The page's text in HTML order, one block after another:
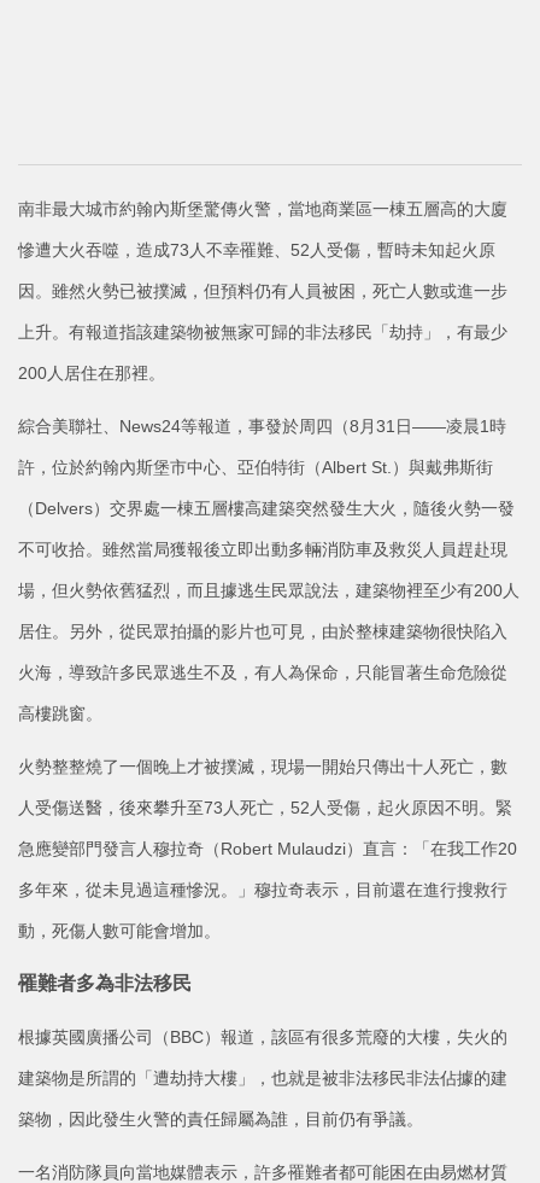
南非最大城市約翰內斯堡驚傳火警，當地商業區一棟五層高的大廈
慘遭大火吞噬，造成73人不幸罹難、52人受傷，暫時未知起火原
因。雖然火勢已被撲滅，但預料仍有人員被困，死亡人數或進一步
上升。有報道指該建築物被無家可歸的非法移民「劫持」，有最少
200人居住在那裡。
綜合美聯社、News24等報道，事發於周四（8月31日——凌晨1時
許，位於約翰內斯堡市中心、亞伯特街（Albert St.）與戴弗斯街
（Delvers）交界處一棟五層樓高建築突然發生大火，隨後火勢一發
不可收拾。雖然當局獲報後立即出動多輛消防車及救災人員趕赴現
場，但火勢依舊猛烈，而且據逃生民眾說法，建築物裡至少有200人
居住。另外，從民眾拍攝的影片也可見，由於整棟建築物很快陷入
火海，導致許多民眾逃生不及，有人為保命，只能冒著生命危險從
高樓跳窗。
火勢整整燒了一個晚上才被撲滅，現場一開始只傳出十人死亡，數
人受傷送醫，後來攀升至73人死亡，52人受傷，起火原因不明。緊
急應變部門發言人穆拉奇（Robert Mulaudzi）直言：「在我工作20
多年來，從未見過這種慘況。」穆拉奇表示，目前還在進行搜救行
動，死傷人數可能會增加。
罹難者多為非法移民
根據英國廣播公司（BBC）報道，該區有很多荒廢的大樓，失火的
建築物是所謂的「遭劫持大樓」，也就是被非法移民非法佔據的建
築物，因此發生火警的責任歸屬為誰，目前仍有爭議。
一名消防隊員向當地媒體表示，許多罹難者都可能困在由易燃材質